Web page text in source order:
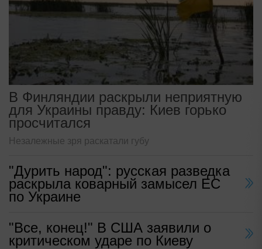
В Финляндии раскрыли неприятную
для Украины правду: Киев горько
просчитался
Незалежные зря раскатали губу
"Дурить народ": русская разведка
раскрыла коварный замысел ЕС
по Украине
"Все, конец!" В США заявили о
критическом ударе по Киеву